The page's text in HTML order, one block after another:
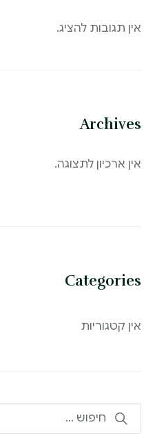
אין תגובות להציג.
Archives
אין ארכיון לתצוגה.
Categories
אין קטגוריות